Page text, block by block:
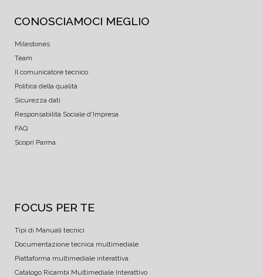
CONOSCIAMOCI MEGLIO
Milestones
Team
Il comunicatore tecnico
Politica della qualità
Sicurezza dati
Responsabilità Sociale d'Impresa
FAQ
Scopri Parma
FOCUS PER TE
Tipi di Manuali tecnici
Documentazione tecnica multimediale
Piattaforma multimediale interattiva
Catalogo Ricambi Multimediale Interattivo